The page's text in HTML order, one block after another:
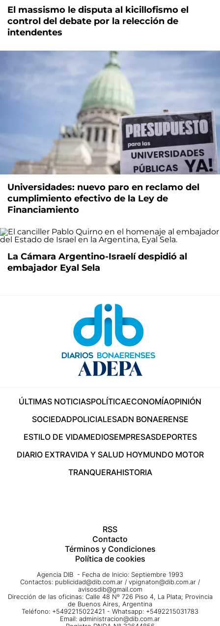
El massismo le disputa al kicillofismo el
control del debate por la relección de
intendentes
Universidades: nuevo paro en reclamo del
cumplimiento efectivo de la Ley de
Financiamiento
La Cámara Argentino-Israelí despidió al
embajador Eyal Sela
ÚLTIMAS NOTICIASPOLÍTICAECONOMÍAOPINIÓN
SOCIEDADPOLICIALESADN BONAERENSE
ESTILO DE VIDAMEDIOSEMPRESASDEPORTES
DIARIO EXTRAVIDA Y SALUD HOYMUNDO MOTOR
TRANQUERAHISTORIA
RSS
Contacto
Términos y Condiciones
Política de cookies
Agencia DIB - Fecha de Inicio: Septiembre 1993
Contactos: publicidad@dib.com.ar / vpignaton@dib.com.ar /
avisosdib@gmail.com
Dirección de las oficinas: Calle 48 Nº 726 Piso 4, La Plata; Provincia
de Buenos Aires, Argentina
Teléfono: +5492215022421 - Whatsapp: +5492215031783
Email: administracion@dib.com.ar